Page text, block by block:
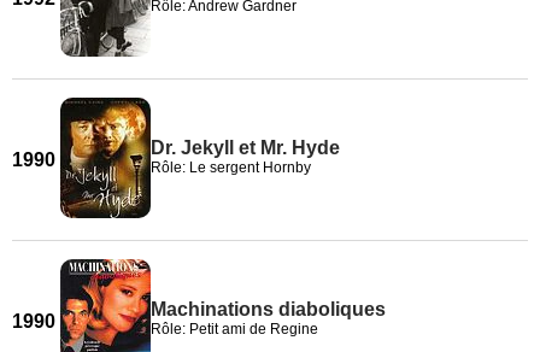
Rôle: Andrew Gardner
1990
Dr. Jekyll et Mr. Hyde
Rôle: Le sergent Hornby
1990
Machinations diaboliques
Rôle: Petit ami de Regine